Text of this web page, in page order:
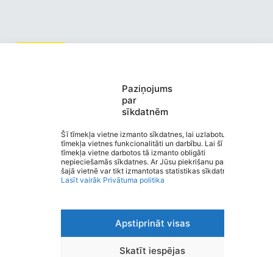
Paziņojums
par
sīkdatnēm
Šī tīmekļa vietne izmanto sīkdatnes, lai uzlabotu
tīmekļa vietnes funkcionalitāti un darbību. Lai šī
tīmekļa vietne darbotos tā izmanto obligāti
nepieciešamās sīkdatnes. Ar Jūsu piekrišanu papildus
šajā vietnē var tikt izmantotas statistikas sīkdatnes.
Lasīt vairāk Privātuma politika
Apstiprināt visas
Skatīt iespējas
Valmiermuižas pirmsskolas
izglītības iestāde “Burtiņš”
Piekļūstamība